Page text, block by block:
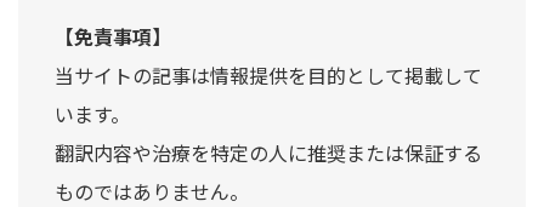
【免責事項】
当サイトの記事は情報提供を目的として掲載して
います。
翻訳内容や治療を特定の人に推奨または保証する
ものではありません。